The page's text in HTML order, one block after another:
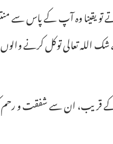
وہ آپ کے پاس سے
اللہ تعالی توکل کرنے
قریب، ان سے شفقت و رحم